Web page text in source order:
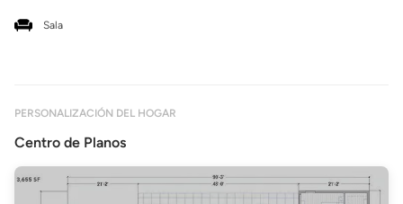
Sala
PERSONALIZACIÓN DEL HOGAR
Centro de Planos